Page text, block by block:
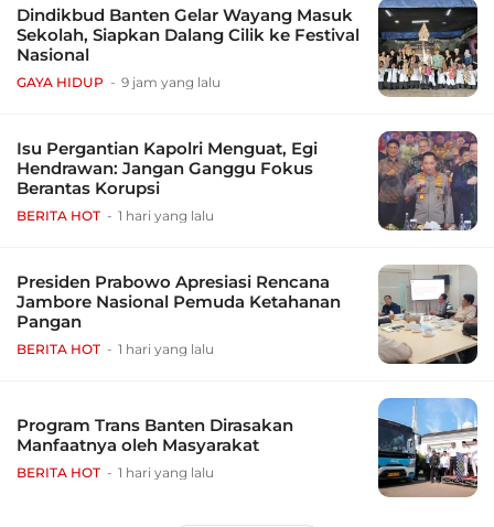
Dindikbud Banten Gelar Wayang Masuk
Sekolah, Siapkan Dalang Cilik ke Festival
Nasional
GAYA HIDUP 9 jam yang lalu
Isu Pergantian Kapolri Menguat, Egi
Hendrawan: Jangan Ganggu Fokus
Berantas Korupsi
BERITA HOT 1 hari yang lalu
Presiden Prabowo Apresiasi Rencana
Jambore Nasional Pemuda Ketahanan
Pangan
BERITA HOT 1 hari yang lalu
Program Trans Banten Dirasakan
Manfaatnya oleh Masyarakat
BERITA HOT 1 hari yang lalu